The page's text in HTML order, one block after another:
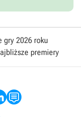
gry 2026 roku
premiery